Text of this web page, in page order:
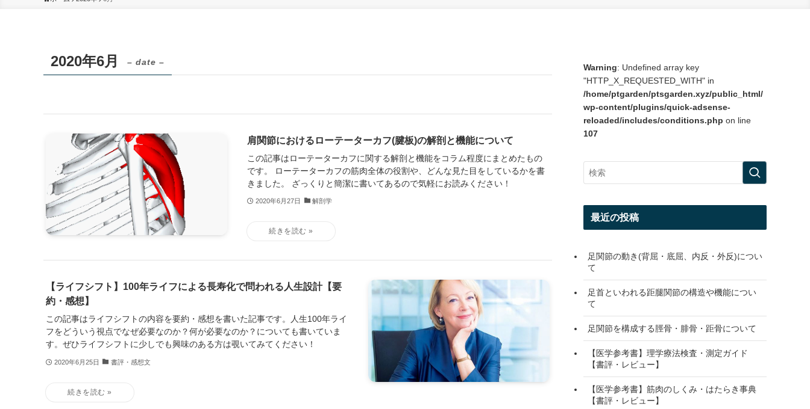
2020年6月 – date –
肩関節におけるローテーターカフ(腱板)の解剖と機能について
この記事はローテーターカフに関する解剖と機能をコラム程度にまとめたもの
です。 ローテーターカフの筋肉全体の役割や、どんな見た目をしているかを書
きました。 ざっくりと簡潔に書いてあるので気軽にお読みください！
2020年6月27日 解剖学
【ライフシフト】100年ライフによる長寿化で問われる人生設計【要
約・感想】
この記事はライフシフトの内容を要約・感想を書いた記事です。人生100年ライ
フをどういう視点でなぜ必要なのか？何が必要なのか？についても書いていま
す。ぜひライフシフトに少しでも興味のある方は覗いてみてください！
2020年6月25日 書評・感想文
Warning: Undefined array key
"HTTP_X_REQUESTED_WITH" in
/home/ptgarden/ptsgarden.xyz/public_html/
wp-content/plugins/quick-adsense-
reloaded/includes/conditions.php on line
107
最近の投稿
足関節の動き(背屈・底屈、内反・外反)につい
て
足首といわれる距腿関節の構造や機能につい
て
足関節を構成する脛骨・腓骨・距骨について
【医学参考書】理学療法検査・測定ガイド
【書評・レビュー】
【医学参考書】筋肉のしくみ・はたらき事典
【書評・レビュー】